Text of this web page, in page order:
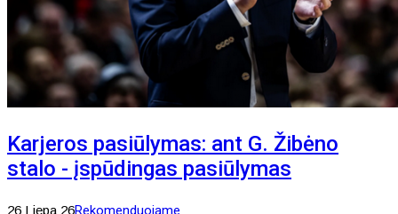
Karjeros pasiūlymas: ant G. Žibėno
stalo - įspūdingas pasiūlymas
26 Liepa 26Rekomenduojame